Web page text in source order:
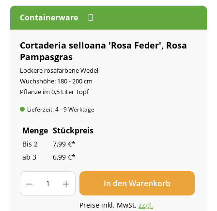
Containerware
Cortaderia selloana 'Rosa Feder', Rosa
Pampasgras
Lockere rosafarbene Wedel
Wuchshöhe: 180 - 200 cm
Pflanze im 0,5 Liter Topf
Lieferzeit: 4 - 9 Werktage
Menge Stückpreis
Bis 2
7,99 €*
ab 3 6,99 €*
In den Warenkorb
Preise inkl. MwSt. zzgl.